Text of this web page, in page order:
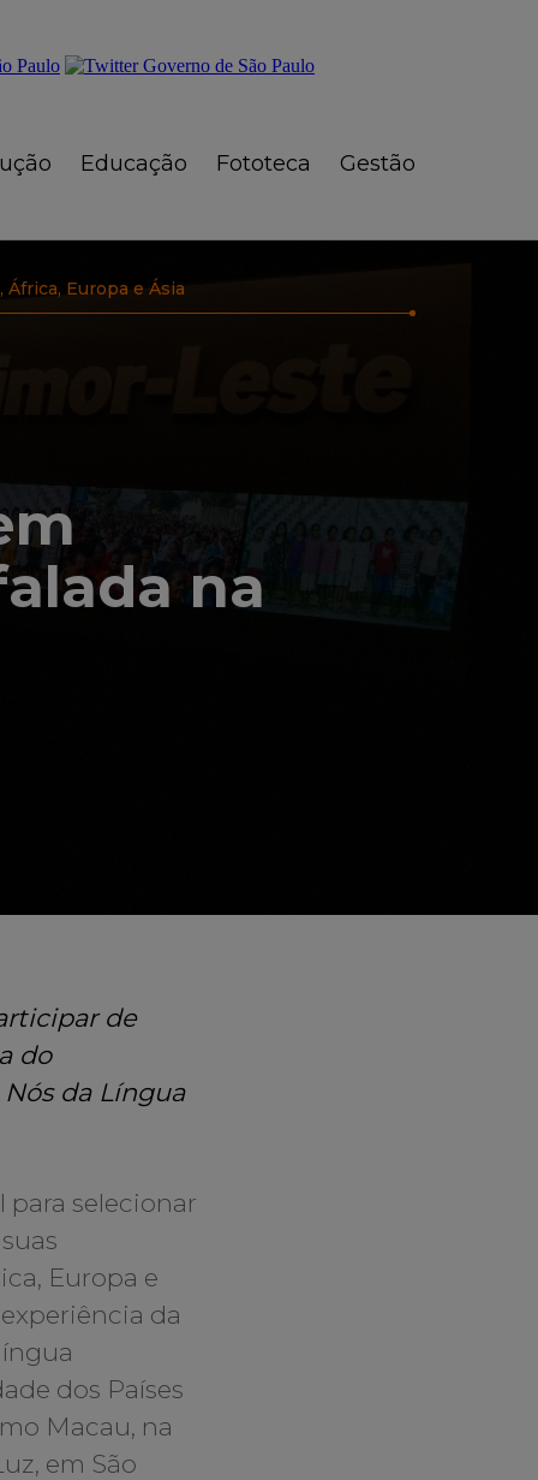
Educação Fototeca Gestão
Europa e Ásia
na
de
do
da Língua
selecionar
Europa e
da
dos Países
Macau, na
em São